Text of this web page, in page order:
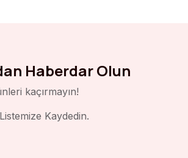
Haberdar Olun
kaçırmayın!
Kaydedin.